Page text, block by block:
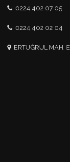
0224 402 07 05
0224 402 02 04
ERTUĞRUL MAH.